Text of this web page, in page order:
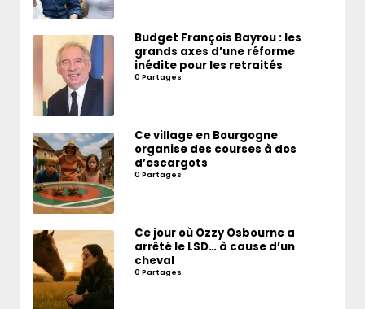
Budget François Bayrou : les
grands axes d’une réforme
inédite pour les retraités
0 Partages
Ce village en Bourgogne
organise des courses à dos
d’escargots
0 Partages
Ce jour où Ozzy Osbourne a
arrêté le LSD… à cause d’un
cheval
0 Partages